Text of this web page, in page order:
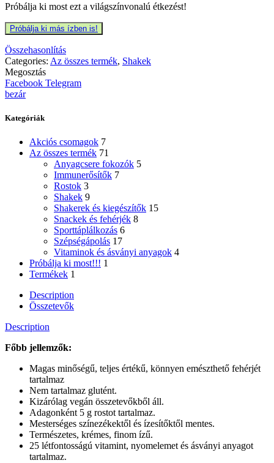
Próbálja ki most ezt a világszínvonalú étkezést!
Próbálja ki más ízben is!
Összehasonlítás
Categories: Az összes termék, Shakek
Megosztás
Facebook Telegram
bezár
Kategóriák
Akciós csomagok 7
Az összes termék 71
Anyagcsere fokozók 5
Immunerősítők 7
Rostok 3
Shakek 9
Shakerek és kiegészítők 15
Snackek és fehérjék 8
Sporttáplálkozás 6
Szépségápolás 17
Vitaminok és ásványi anyagok 4
Próbálja ki most!!! 1
Termékek 1
Description
Összetevők
Description
Főbb jellemzők:
Magas minőségű, teljes értékű, könnyen emészthető fehérjét
tartalmaz
Nem tartalmaz glutént.
Kizárólag vegán összetevőkből áll.
Adagonként 5 g rostot tartalmaz.
Mesterséges színezékektől és ízesítőktől mentes.
Természetes, krémes, finom ízű.
25 létfontosságú vitamint, nyomelemet és ásványi anyagot
tartalmaz.